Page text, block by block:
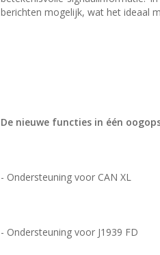
berichten mogelijk, wat het ideaal
De nieuwe functies in één
- Ondersteuning voor CAN XL
- Ondersteuning voor J1939 FD